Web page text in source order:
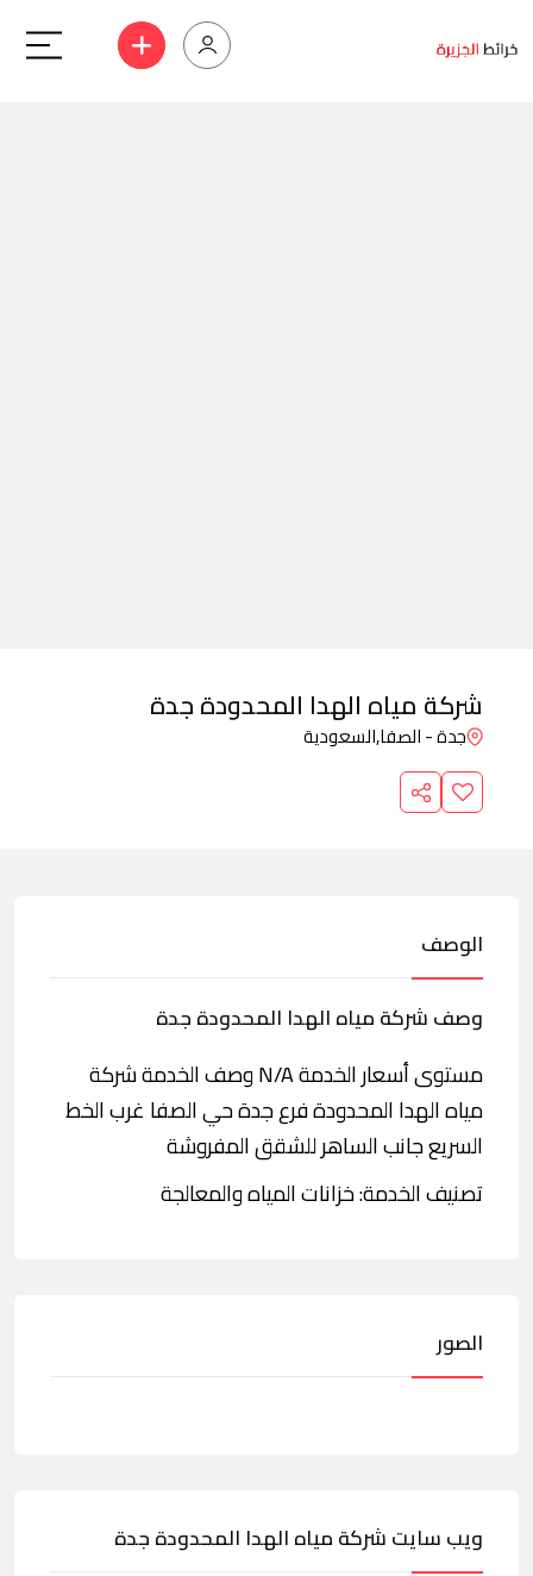
شركة مياه الهدا المحدودة جدة
جدة - الصفا,السعودية
الوصف
وصف شركة مياه الهدا المحدودة جدة
مستوى أسعار الخدمة N/A وصف الخدمة شركة
مياه الهدا المحدودة فرع جدة حي الصفا غرب الخط
السريع جانب الساهر للشقق المفروشة
تصنيف الخدمة: خزانات المياه والمعالجة
الصور
ويب سايت شركة مياه الهدا المحدودة جدة